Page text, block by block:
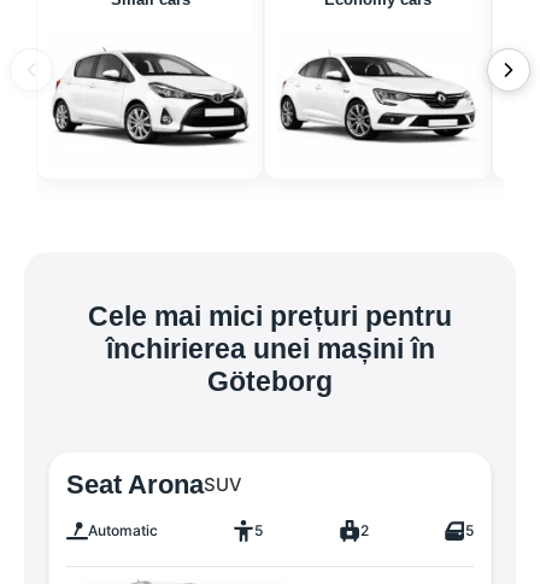
Cele mai mici prețuri pentru
închirierea unei mașini în
Göteborg
Seat AronaSUV
Automatic 5 2 5